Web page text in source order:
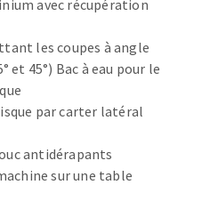
TRAVAIL DU MÉTAL
avec récupération
les coupes à angle
et 45°) Bac à eau pour le
par carter latéral
antidérapants
sur une table